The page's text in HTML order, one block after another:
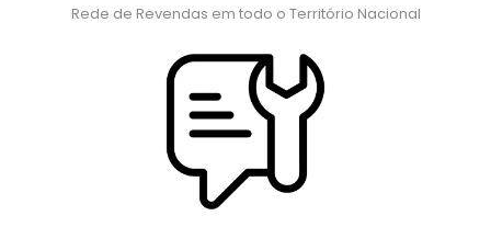
Rede de Revendas em todo o Território Nacional